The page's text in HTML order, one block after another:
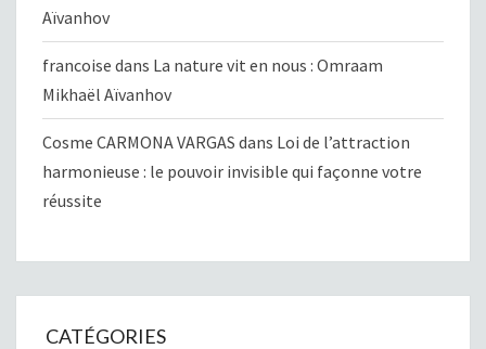
Aïvanhov
francoise dans La nature vit en nous : Omraam
Mikhaël Aïvanhov
Cosme CARMONA VARGAS dans Loi de l’attraction
harmonieuse : le pouvoir invisible qui façonne votre
réussite
CATÉGORIES